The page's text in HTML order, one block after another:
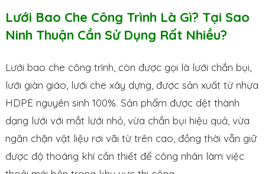
Lưới Bao Che Công Trình Là Gì? Tại Sao
Ninh Thuận Cần Sử Dụng Rất Nhiều?
Lưới bao che công trình, còn được gọi là lưới chắn bụi,
lưới giàn giáo, lưới che xây dựng, được sản xuất từ nhựa
HDPE nguyên sinh 100%. Sản phẩm được dệt thành
dạng lưới với mắt lưới nhỏ, vừa chắn bụi hiệu quả, vừa
ngăn chặn vật liệu rơi vãi từ trên cao, đồng thời vẫn giữ
được độ thoáng khí cần thiết để công nhân làm việc